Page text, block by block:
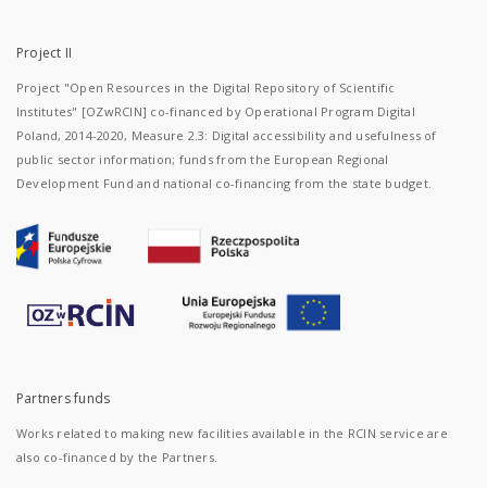
Project II
Project "Open Resources in the Digital Repository of Scientific
Institutes" [OZwRCIN] co-financed by Operational Program Digital
Poland, 2014-2020, Measure 2.3: Digital accessibility and usefulness of
public sector information; funds from the European Regional
Development Fund and national co-financing from the state budget.
Partners funds
Works related to making new facilities available in the RCIN service are
also co-financed by the Partners.